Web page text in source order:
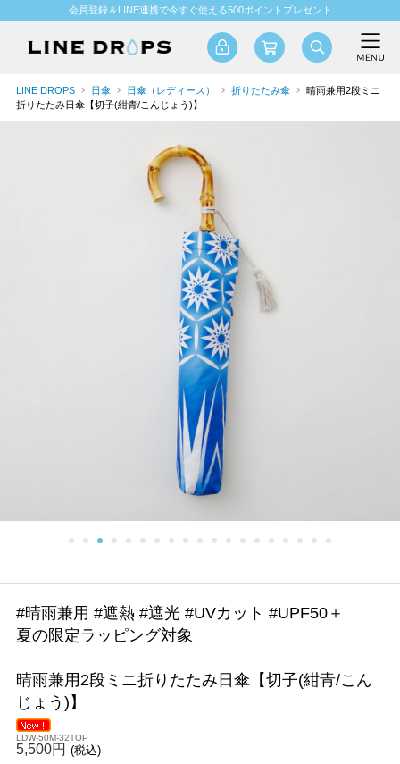
会員登録＆LINE連携で今すぐ使える500ポイントプレゼント
LINE DROPS 日傘 日傘（レディース） 折りたたみ傘
晴雨兼用2段ミニ
折りたたみ日傘【切子(紺青/こんじょう)】
#晴雨兼用 #遮熱 #遮光 #UVカット #UPF50＋
夏の限定ラッピング対象
晴雨兼用2段ミニ折りたたみ日傘【切子(紺青/こん
じょう)】
LDW-50M-32TOP
5,500円 (税込)